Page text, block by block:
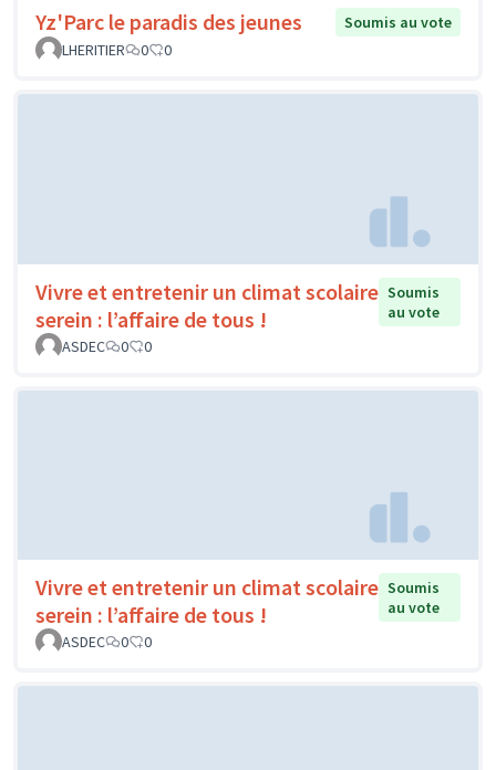
Yz'Parc le paradis des jeunes
Soumis au vote
LHERITIER
0 0
Vivre et entretenir un climat scolaire
serein : l’affaire de tous !
Soumis
au vote
ASDEC
0 0
Vivre et entretenir un climat scolaire
serein : l’affaire de tous !
Soumis
au vote
ASDEC
0 0